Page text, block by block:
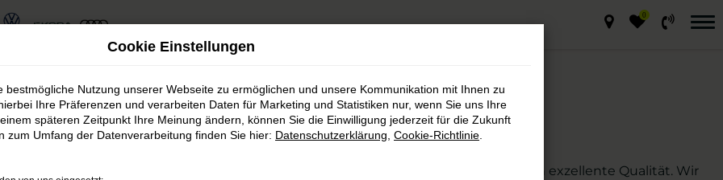
0
für Chemnitz
andere Stadt. Kaum ein anderes Modell ist so vielseitig und besticht zudem durch exzellente Qualität. Wir
Cookie Einstellungen
bestmögliche Nutzung unserer Webseite zu ermöglichen und unsere Kommunikation mit Ihnen zu
Ihre Präferenzen und verarbeiten Daten für Marketing und Statistiken nur, wenn Sie uns Ihre
späteren Zeitpunkt Ihre Meinung ändern, können Sie die Einwilligung jederzeit für die Zukunft
zum Umfang der Datenverarbeitung finden Sie hier: Datenschutzerklärung Cookie-Richtlinie